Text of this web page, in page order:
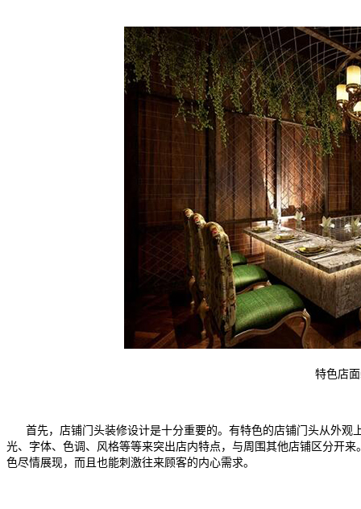
特色店
首先，店铺门头装修设计是十分重要的。有特色的店铺门头从外观
光、字体、色调、风格等等来突出店内特点，与周围其他店铺区分开
色尽情展现，而且也能刺激往来顾客的内心需求。